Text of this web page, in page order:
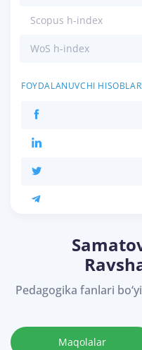
Scopus h-index
WoS h-index
FOYDALANUVCHI
Pedagogika fanlari
Maqolalar